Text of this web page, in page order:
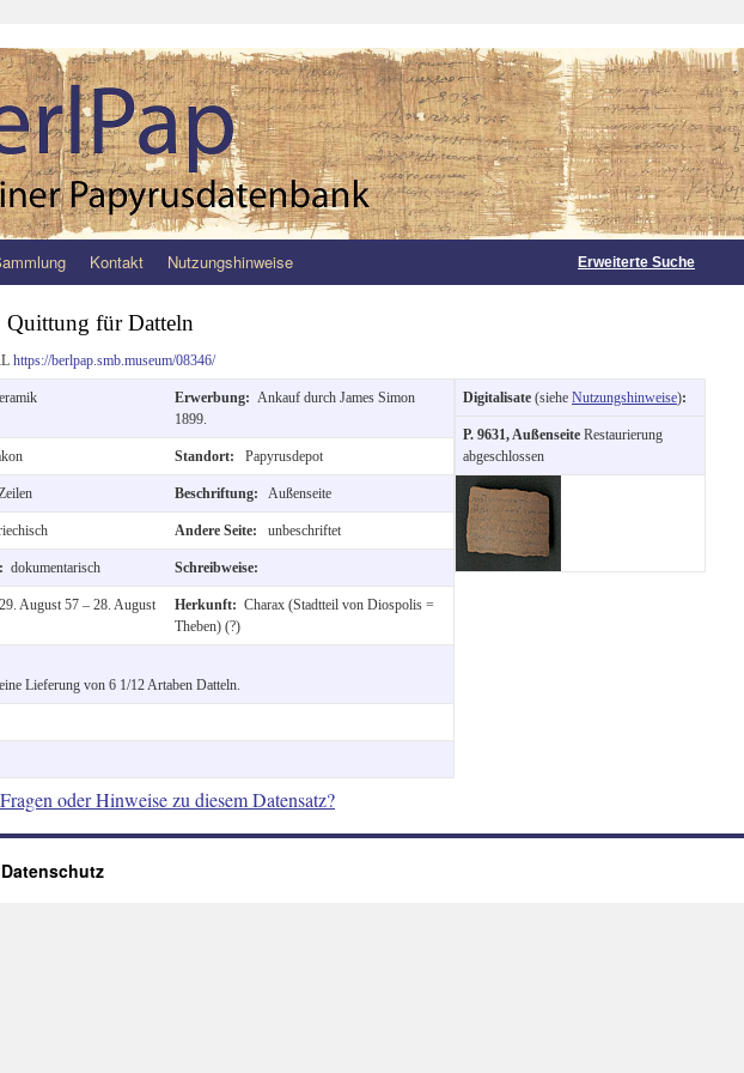
Kontakt Nutzungshinweise Erweiterte Suche
Quittung für Datteln
https://berlpap.smb.museum/08346/
Erwerbung: Ankauf durch James Simon
1899.
Standort: Papyrusdepot
Beschriftung: Außenseite
Andere Seite: unbeschriftet
dokumentarisch Schreibweise:
29. August 57 – 28. August
Herkunft: Charax (Stadtteil von Diospolis =
Theben) (?)
Lieferung von 6 1/12 Artaben Datteln.
Digitalisate (siehe Nutzungshinweise):
P. 9631, Außenseite Restaurierung
abgeschlossen
oder Hinweise zu diesem Datensatz?
Datenschutz